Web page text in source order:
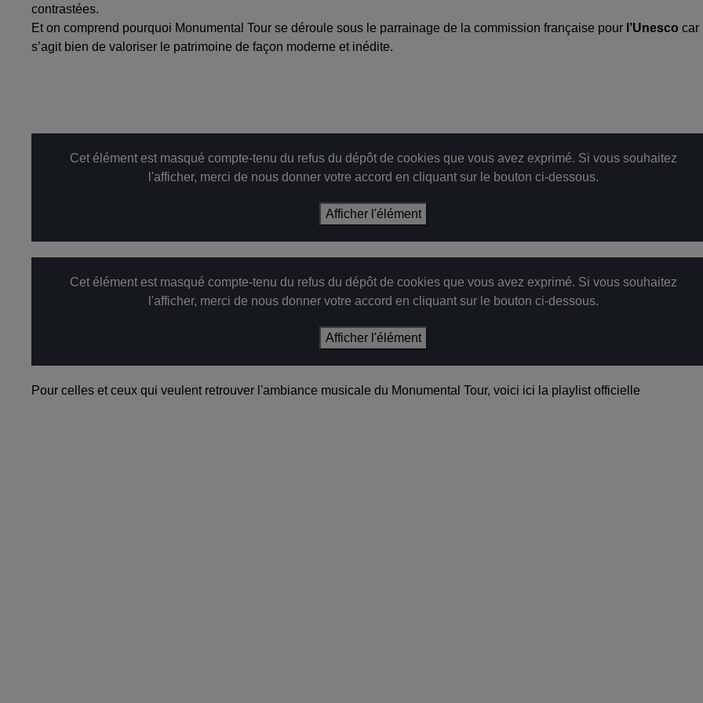
contrastées.
Et on comprend pourquoi Monumental Tour se déroule sous le parrainage de la commission française pour l’Unesco car
s’agit bien de valoriser le patrimoine de façon moderne et inédite.
Cet élément est masqué compte-tenu du refus du dépôt de cookies que vous avez exprimé. Si vous souhaitez
l'afficher, merci de nous donner votre accord en cliquant sur le bouton ci-dessous.
Afficher l'élément
Cet élément est masqué compte-tenu du refus du dépôt de cookies que vous avez exprimé. Si vous souhaitez
l'afficher, merci de nous donner votre accord en cliquant sur le bouton ci-dessous.
Afficher l'élément
Pour celles et ceux qui veulent retrouver l'ambiance musicale du Monumental Tour, voici ici la playlist officielle